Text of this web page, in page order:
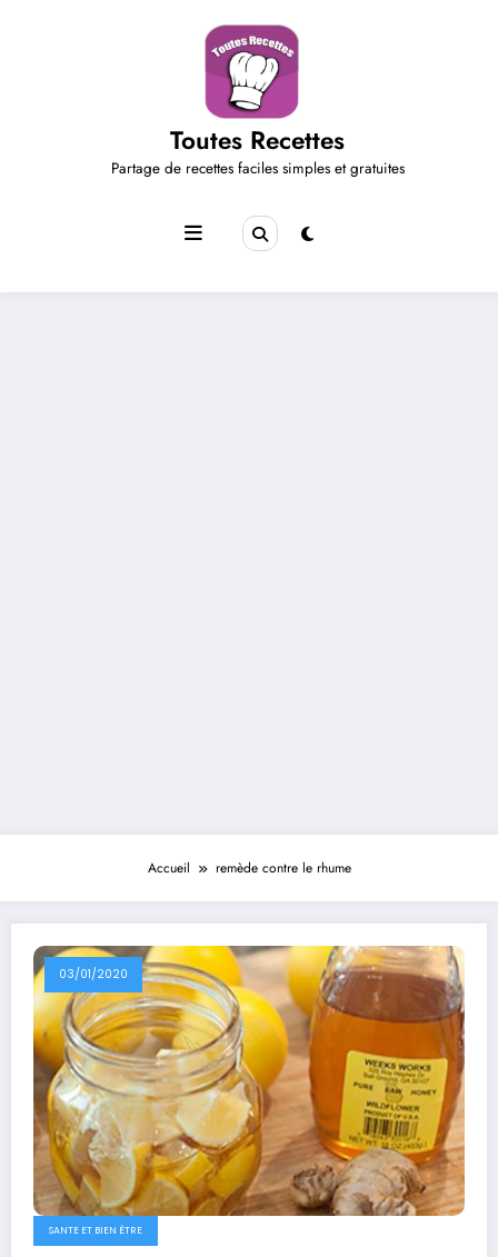
Toutes Recettes
Partage de recettes faciles simples et gratuites
Accueil remède contre le rhume
03/01/2020
SANTE ET BIEN ÊTRE